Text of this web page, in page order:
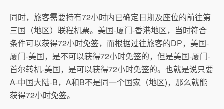
同时，旅客需要持有72小时内已确定日期及座位的前往第
三国（地区）联程机票。美国-厦门-香港地区，当时符合
条件可以获得72小时免签，而根据过往旅客的DP，美国-
厦门-美国，是不可以获得72小时免签的，但是美国-厦门-
首尔转机-美国，是可以获得72小时免签的。也就是说只要
A-中国大陆-B，A和B不是同一个国家（地区)，那么就能
获得72小时免签。